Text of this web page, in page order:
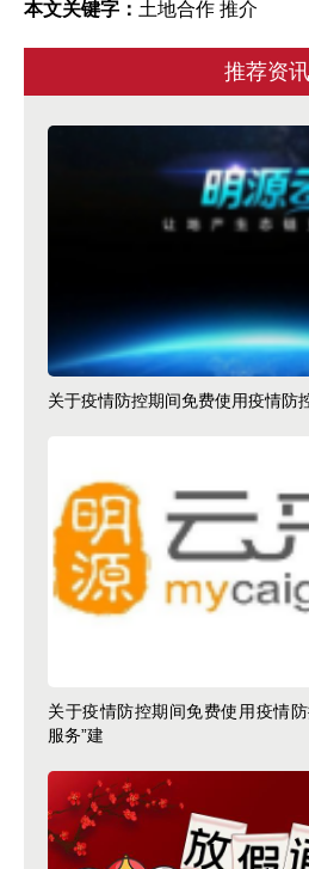
本文关键字： 土地合作 推介
推荐资讯
关于疫情防控期间免费使用疫情防
关于疫情防控期间免费使用疫情
服务”建